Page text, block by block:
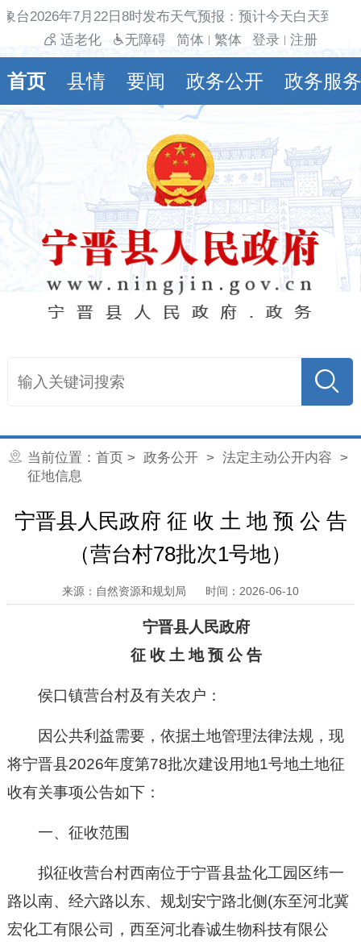
台2026年7月22日8时发布天气预报：预计今天白天到
适老化
无障碍 简体 繁体 登录 注册
首页 县情 要闻 政务公开 政务服务
当前位置： 首页 > 政务公开> 法定主动公开内容 >
征地信息
宁晋县人民政府 征 收 土 地 预 公 告
（营台村78批次1号地）
来源：自然资源和规划局 时间：2026-06-10
宁晋县人民政府
征 收 土 地 预 公 告
侯口镇营台村及有关农户：
因公共利益需要，依据土地管理法律法规，现
将宁晋县2026年度第78批次建设用地1号地土地征
收有关事项公告如下：
一、征收范围
拟征收营台村西南位于宁晋县盐化工园区纬一
路以南、经六路以东、规划安宁路北侧(东至河北冀
宏化工有限公司，西至河北春诚生物科技有限公